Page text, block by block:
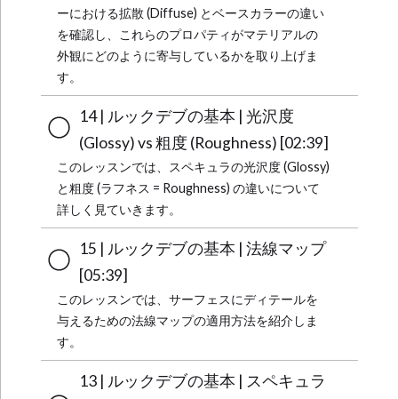
ーにおける拡散 (Diffuse) とベースカラーの違い
を確認し、これらのプロパティがマテリアルの
外観にどのように寄与しているかを取り上げま
す。
14 | ルックデブの基本 | 光沢度
(Glossy) vs 粗度 (Roughness) [02:39]
このレッスンでは、スペキュラの光沢度 (Glossy)
と粗度 (ラフネス = Roughness) の違いについて
詳しく見ていきます。
15 | ルックデブの基本 | 法線マップ
[05:39]
このレッスンでは、サーフェスにディテールを
与えるための法線マップの適用方法を紹介しま
す。
13 | ルックデブの基本 | スペキュラ